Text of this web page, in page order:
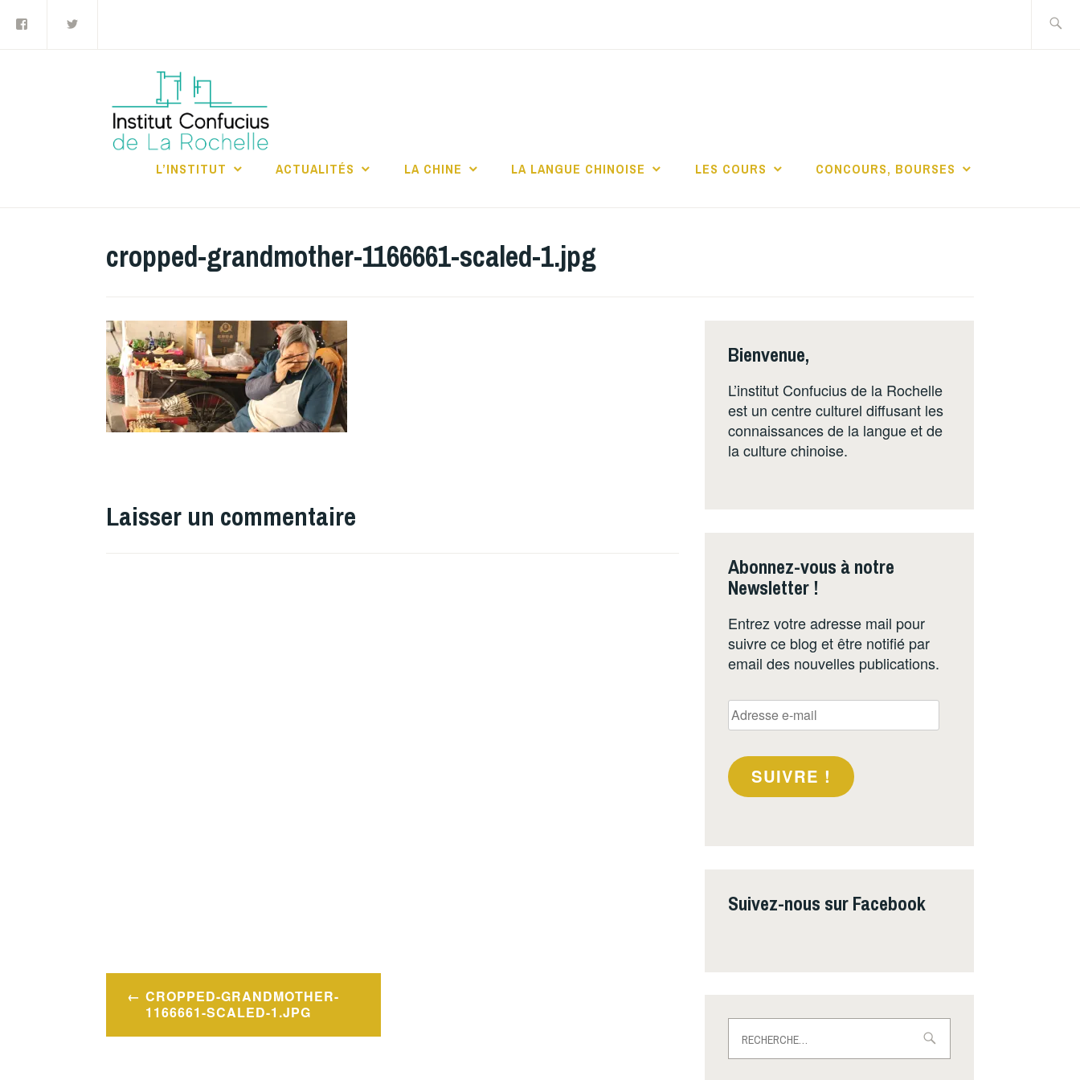
ROCHELLE
L’INSTITUT ACTUALITÉS LA CHINE LA LANGUE CHINOISE LES COURS CONCOURS, BOURSES
cropped-grandmother-1166661-scaled-1.jpg
Laisser un commentaire
Navigation
l’article
CROPPED-GRANDMOTHER-
1166661-SCALED-1.JPG
Bienvenue,
L’institut Confucius de la Rochelle
est un centre culturel diffusant les
connaissances de la langue et de
la culture chinoise.
Abonnez-vous à notre
Newsletter !
Entrez votre adresse mail pour
suivre ce blog et être notifié par
email des nouvelles publications.
Adresse
e-
SUIVRE !
Suivez-nous sur Facebook